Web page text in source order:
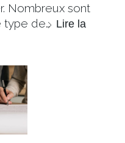
Nombreux sont
type de… Lire la